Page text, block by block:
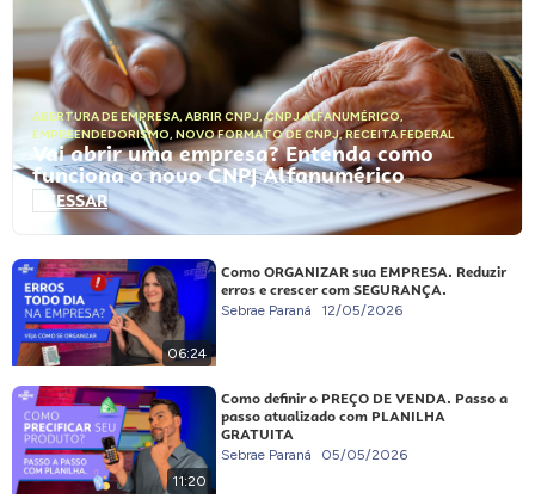
ABERTURA DE EMPRESA, ABRIR CNPJ,CNPJ ALFANUMÉRICO,
EMPREENDEDORISMO, NOVO FORMATO DE CNPJ,RECEITA FEDERAL
Vai abrir uma empresa? Entenda como
funciona o novo CNPJ Alfanumérico
ACESSAR
06:24
Como ORGANIZAR sua EMPRESA. Reduzir
erros e crescer com SEGURANÇA.
Sebrae Paraná 12/05/2026
11:20
Como definir o PREÇO DE VENDA. Passo a
passo atualizado com PLANILHA
GRATUITA
Sebrae Paraná 05/05/2026